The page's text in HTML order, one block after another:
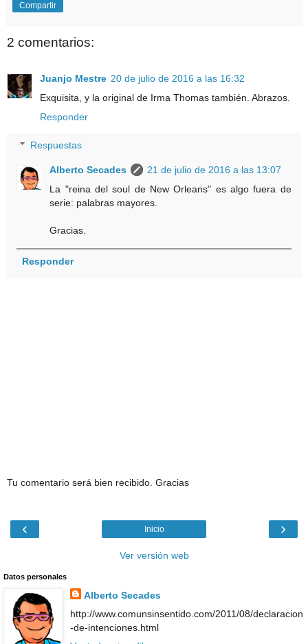
Compartir
2 comentarios:
Juanjo Mestre 20 de julio de 2016 a las 16:32
Exquisita, y la original de Irma Thomas también. Abrazos.
Responder
Respuestas
Alberto Secades
21 de julio de 2016 a las 13:07
La "reina del soul de New Orleans" es algo fuera de
serie: palabras mayores.
Gracias.
Responder
Tu comentario será bien recibido. Gracias
‹ ›
Inicio
Ver versión web
Datos personales
Alberto Secades
http://www.comunsinsentido.com/2011/08/declaracion
-de-intenciones.html